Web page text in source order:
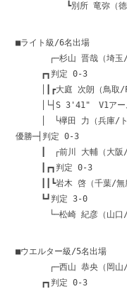
┗別所 竜弥（徳島/
■ライト級/6名出場
┌─杉山 晋哉（埼玉/
┏┓判定 0-3
│┃┏大庭 次朗（鳥取/
│└┤S 3'41" V1アーム
│ └欅田 力（兵庫/トリ
優勝─┤判定 0-3
┃ ┌前川 大輔（大阪/総
┃┏┓判定 0-3
┃┃┗岩木 啓（千葉/無所
┗┛判定 3-0
└─松崎 紀彦（山口/
■ウエルター級/5名出場
┌─西山 恭央（岡山/セ
┏┓判定 0-3